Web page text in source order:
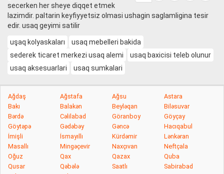
secerken her sheye diqqet etmek
lazimdir. paltarin keyfiyyetsiz olmasi ushagin saglamligina tesir
edir. usaq geyimi satilir
uşaq kolyaskaları
usaq mebelleri bakida
sederek ticaret merkezi usaq alemi
usaq baxicisi teleb olunur
usaq aksesuarlari
usaq sumkalari
Ağdaş Ağstafa Ağsu
Astara
Bakı
Balakən Beyləqan
Biləsuvar
Bərdə
Cəlilabad Göranboy
Göyçay
Göytəpə
Gədəbəy Gəncə
Hacıqabul
İmişli
İsmayıllı Kürdəmir
Lənkəran
Masallı
Mingəçevir Naxçıvan
Neftçala
Oğuz
Qax Qazax
Quba
Qusar
Qəbələ Saatlı
Sabirabad